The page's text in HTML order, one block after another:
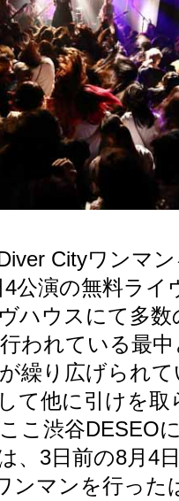
Cityワンマ
4公演の無料ライ
ハウスにて多
われている最
繰り広げられ
て他に引けを取
こ渋谷DESEO
、 3日前の8月 4
ンマンを行った